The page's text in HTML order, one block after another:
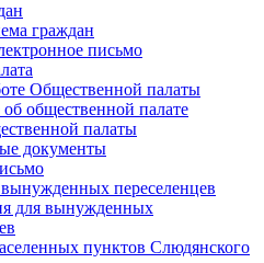
граждан
письмо
Общественной палаты
общественной палате
палаты
документы
переселенцев
для вынужденных
пунктов Слюдянского